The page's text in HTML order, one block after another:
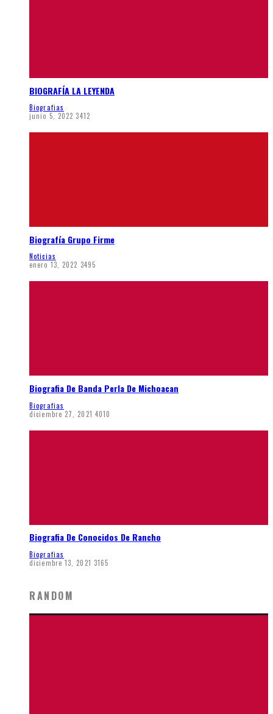
BIOGRAFÍA LA LEYENDA
Biografias
junio 5, 2022 3412
Biografía Grupo Firme
Noticias
enero 13, 2022 3495
Biografia De Banda Perla De Michoacan
Biografias
diciembre 27, 2021 4010
Biografia De Conocidos De Rancho
Biografias
diciembre 13, 2021 3165
RANDOM